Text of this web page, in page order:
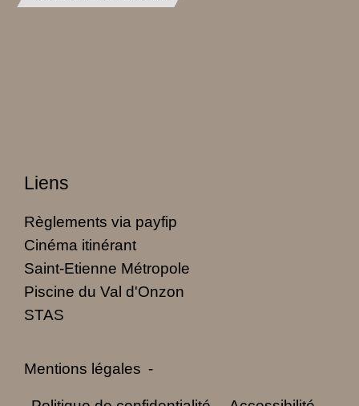
Liens
Règlements via payfip
Cinéma itinérant
Saint-Etienne Métropole
Piscine du Val d'Onzon
STAS
Mentions légales -